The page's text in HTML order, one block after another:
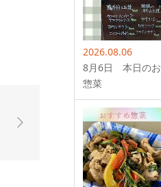
2026.08.06
8月6日 本日のお
惣菜